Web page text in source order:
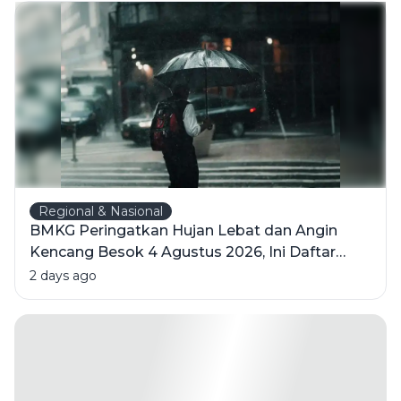
Regional & Nasional
BMKG Peringatkan Hujan Lebat dan Angin
Kencang Besok 4 Agustus 2026, Ini Daftar
Wilayahnya
2 days ago